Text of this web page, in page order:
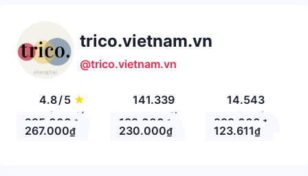
trico.vietnam.vn
@trico.vietnam.vn
4.8/5 ★
Đánh giá
141.339
Theo Dõi
14.543
Nhận xét
295.000 ₫ 139.000 ₫ 299.000 ₫
267.000₫ 230.000₫ 123.611₫